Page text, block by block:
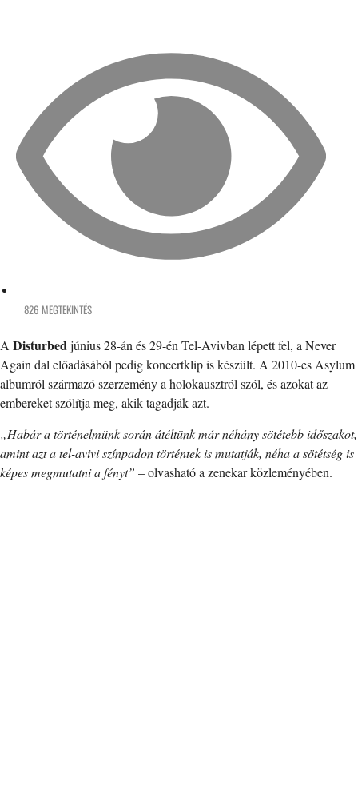
826 MEGTEKINTÉS
A Disturbedjúnius 28-án és 29-én Tel-Avivban lépett fel, a Never
Again dal előadásából pedig koncertklip is készült. A 2010-es Asylum
albumról származó szerzemény a holokausztról szól, és azokat az
embereket szólítja meg, akik tagadják azt.
„Habár a történelmünk során átéltünk már néhány sötétebb időszakot,
amint azt a tel-avivi színpadon történtek is mutatják, néha a sötétség is
képes megmutatni a fényt” – olvasható a zenekar közleményében.